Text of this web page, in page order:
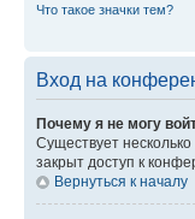
Что такое значки тем?
Вход на
Почему я не могу
Существует
закрыт доступ к
Вернуться к началу